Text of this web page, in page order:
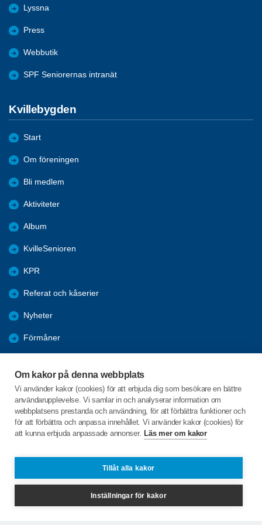
Om kakor på denna webbplats
Vi använder kakor (cookies) för att erbjuda dig som besökare en bättre
användarupplevelse. Vi samlar in och analyserar information om
webbplatsens prestanda och användning, för att förbättra funktioner och
för att förbättra och anpassa innehållet. Vi använder kakor (cookies) för
att kunna erbjuda anpassade annonser. Läs mer om kakor
Tillåt alla kakor
Inställningar för kakor
Lyssna
Press
Webbutik
SPF Seniorernas intranät
Kvillebygden
Start
Om föreningen
Bli medlem
Aktiviteter
Album
KvilleSenioren
KPR
Referat och kåserier
Nyheter
Förmåner
Tanums kommun
Valet 2026
C/o:Inga-Lill Sörgard